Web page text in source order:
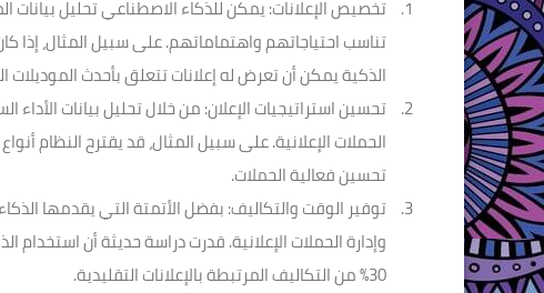
تخصيص الإعلانات:يمكن للذكاء الاصطناعي تحليل
تناسب احتياجاتهم واهتماماتهم. على سبيل المثال، إذا
الذكية يمكن أن تعرض له إعلانات تتعلق بأحدث الموديلات
تحسين استراتيجيات الإعلان:من خلال تحليل بيانات
الحملات الإعلانية. على سبيل المثال، قد يقترح النظام
تحسين فعالية الحملات.
توفير الوقت والتكاليف:بفضل الأتمتة التي يقدمها
وإدارة الحملات الإعلانية. قدرت دراسة حديثة أن
30% من التكاليف المرتبطة بالإعلانات التقليدية.